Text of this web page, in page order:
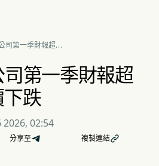
司第一季財報超預
司第一季財報超
跌
2026, 02:54
分享至 複製連結